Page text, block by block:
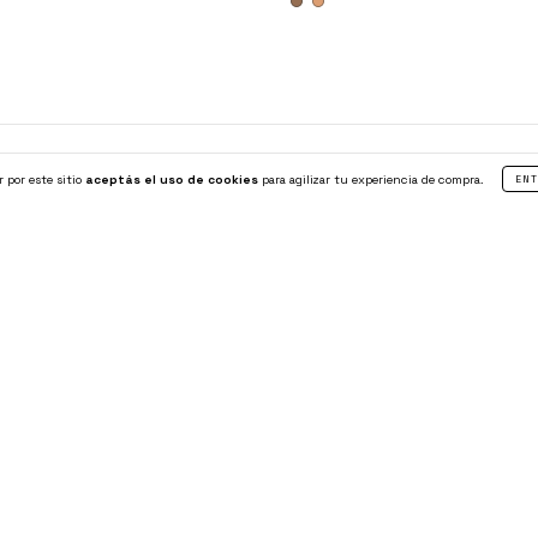
por este sitio aceptás el uso de cookies para agilizar tu experiencia de compra.
CATEGORÍAS